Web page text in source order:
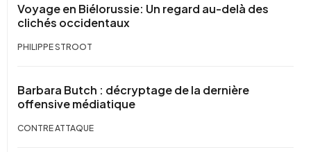
Voyage en Biélorussie: Un regard au-delà des
clichés occidentaux
PHILIPPE STROOT
Barbara Butch : décryptage de la dernière
offensive médiatique
CONTRE ATTAQUE